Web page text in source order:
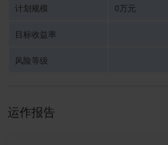
计划规模 0万元
目标收益率
风险等级
运作报告